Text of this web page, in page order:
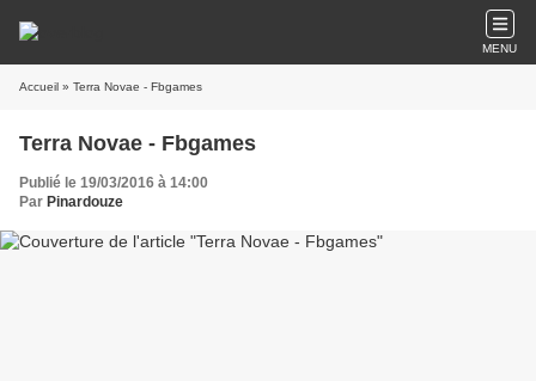
MENU
Accueil » Terra Novae - Fbgames
Terra Novae - Fbgames
Publié le 19/03/2016 à 14:00
Par Pinardouze